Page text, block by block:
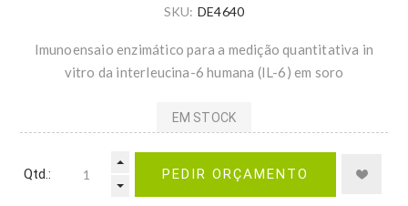
SKU: DE4640
Imunoensaio enzimático para a medição quantitativa in
vitro da interleucina-6 humana (IL-6) em soro
EM STOCK
Qtd.: PEDIR ORÇAMENTO